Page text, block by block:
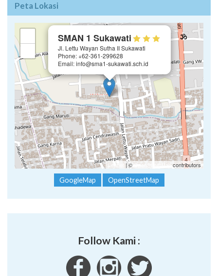
Peta Lokasi
SMAN 1 Sukawati
Jl. Lettu Wayan Sutha II Sukawati
Phone: +62-361-299628
Email: info@sma1-sukawati.sch.id
Leaflet | ©OpenStreetMap contributors
GoogleMap OpenStreetMap
Follow Kami :